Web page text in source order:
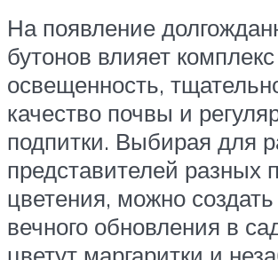
На появление
бутонов влияет
освещенность,
качество почвы и
подпитки. Выбирая для
представителей разных
цветения, можно
вечного обновления в